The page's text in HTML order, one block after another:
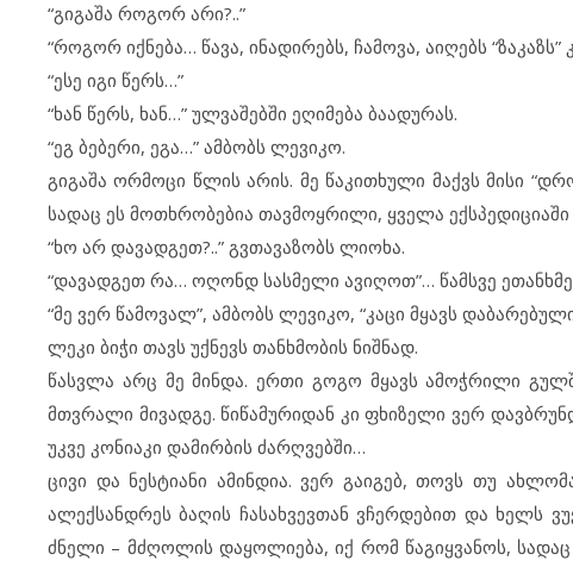
“გიგაშა როგორ არი?..”
“როგორ იქნება… წავა, ინადირებს, ჩამოვა, აიღებს
“ესე იგი წერს…”
“ხან წერს, ხან…” ულვაშებში ეღიმება ბაადურას.
“ეგ ბებერი, ეგა…” ამბობს ლევიკო.
გიგაშა ორმოცი წლის არის. მე წაკითხული მაქვს მისი
სადაც ეს მოთხრობებია თავმოყრილი, ყველა ექსპედიციაში
“ხო არ დავადგეთ?..” გვთავაზობს ლიოხა.
“დავადგეთ რა… ოღონდ სასმელი ავიღოთ”… წამსვე
“მე ვერ წამოვალ”, ამბობს ლევიკო, “კაცი მყავს
ლეკი ბიჭი თავს უქნევს თანხმობის ნიშნად.
წასვლა არც მე მინდა. ერთი გოგო მყავს ამოჭრილი
მთვრალი მივადგე. წიწამურიდან კი ფხიზელი ვერ
უკვე კონიაკი დამირბის ძარღვებში…
ცივი და ნესტიანი ამინდია. ვერ გაიგებ, თოვს თუ
ალექსანდრეს ბაღის ჩასახვევთან ვჩერდებით და ხელს
ძნელი – მძღოლის დაყოლიება, იქ რომ წაგიყვანოს,